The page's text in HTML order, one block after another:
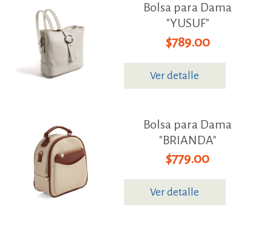
Bolsa para Dama
"YUSUF"
$789.00
Ver detalle
Bolsa para Dama
"BRIANDA"
$779.00
Ver detalle